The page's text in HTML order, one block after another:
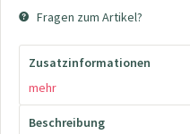
Fragen zum Artikel?
Zusatzinformationen
mehr
Beschreibung